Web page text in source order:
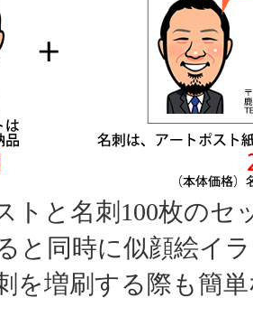
トと名刺100枚の
と同時に似顔絵イ
を増刷する際も簡